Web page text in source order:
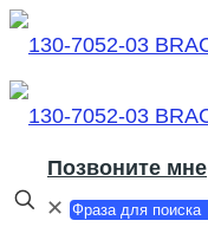
Позвоните мне
✕